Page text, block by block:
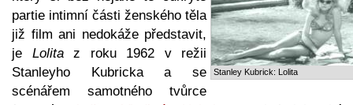
Stanley Kubrick: Lolita
partie intimní části ženského těla
již film ani nedokáže představit,
je Lolitaz roku 1962 v režii
Stanleyho Kubricka a se
scénářem samotného tvůrce